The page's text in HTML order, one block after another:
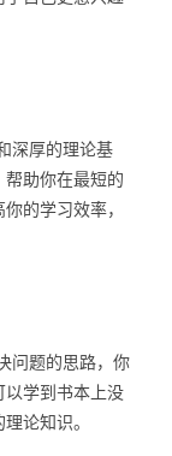
深厚的理论基
助你在最短的
的学习效率，
问题的思路，你
学到书本上没
论知识。